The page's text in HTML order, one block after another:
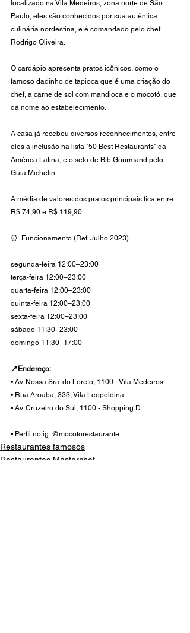
localizado na Vila Medeiros, zona norte de São
Paulo, eles são conhecidos por sua autêntica
culinária nordestina, e é comandado pelo chef
Rodrigo Oliveira.
O cardápio apresenta pratos icônicos, como o
famoso dadinho de tapioca que é uma criação do
chef, a carne de sol com mandioca e o mocotó, que
dá nome ao estabelecimento.
A casa já recebeu diversos reconhecimentos, entre
eles a inclusão na lista "50 Best Restaurants" da
América Latina, e o selo de Bib Gourmand pelo
Guia Michelin.
A média de valores dos pratos principais fica entre
R$ 74,90 e R$ 119,90.
⏰  Funcionamento (Ref. Julho 2023)
segunda-feira 12:00–23:00
terça-feira 12:00–23:00
quarta-feira 12:00–23:00
quinta-feira 12:00–23:00
sexta-feira 12:00–23:00
sábado 11:30–23:00
domingo 11:30–17:00
📍Endereço:
• Av. Nossa Sra. do Loreto, 1100 - Vila Medeiros
• Rua Aroaba, 333, Vila Leopoldina
• Av. Cruzeiro do Sul, 1100 - Shopping D
• Perfil no ig: @mocotorestaurante
Restaurantes famosos
Restaurantes Masterchef